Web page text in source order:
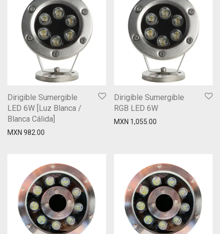
Dirigible Sumergible
LED 6W [Luz Blanca /
Blanca Cálida]
MXN 982.00
Dirigible Sumergible
RGB LED 6W
MXN 1,055.00